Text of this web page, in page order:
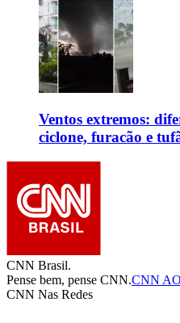
Ventos extremos:
ciclone, furacão e
CNN Brasil.
Pense bem, pense CNN.CNN
CNN Nas Redes